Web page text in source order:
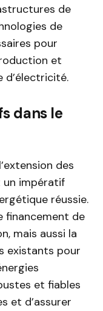
de
de
pour
et
d’électricité.
dans le
des
impératif
réussie.
financement de
mais aussi la
existants pour
et fiables
et d’assurer